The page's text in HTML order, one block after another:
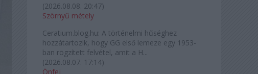
(2026.08.08. 20:47)
Szörnyű métely
Ceratium.blog.hu: A történelmi hűséghez
hozzátartozik, hogy GG első lemeze egy 1953-
ban rögzített felvétel, amit a H...
(2026.08.07. 17:14)
Önfej